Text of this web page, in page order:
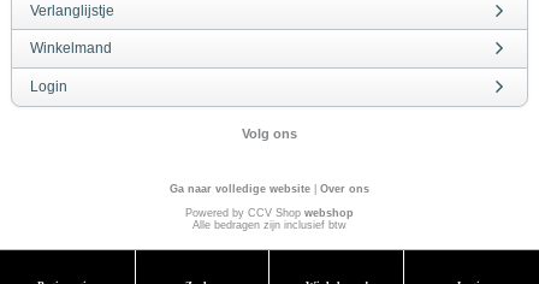
Verlanglijstje
Winkelmand
Login
Volg ons
Ga naar volledige website
Over ons
Powered by CCV Shop webshop
Alle bedragen zijn inclusief btw